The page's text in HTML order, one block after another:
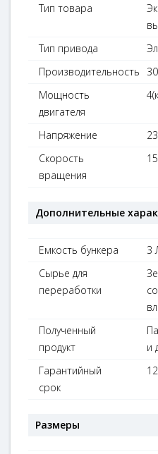
Тип товара
Тип привода
Производительность
Мощность
двигателя
Напряжение
Скорость
вращения
Дополнительные
Емкость бункера
3
Сырье для
переработки
Полученный
продукт
и
Гарантийный
срок
Размеры